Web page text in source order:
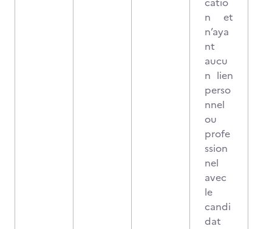
n et
n’aya
nt
aucu
n lien
perso
nnel
ou
profe
ssion
nel
avec
le
candi
dat